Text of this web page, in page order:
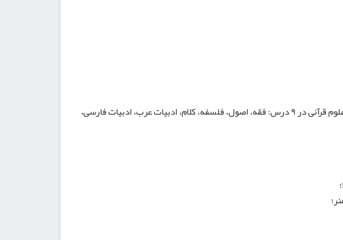
شرکت در آزمون شورای عالی انقلاب فرهنگی جهت هیأت علمی دانشگاه در سال ۱۳۶۵ در گرایش تفسیر و علوم قرآنی در ۹ درس: فقه، اصول، فلسفه، کلام، ادبیات عرب، ادبیات فارسی،